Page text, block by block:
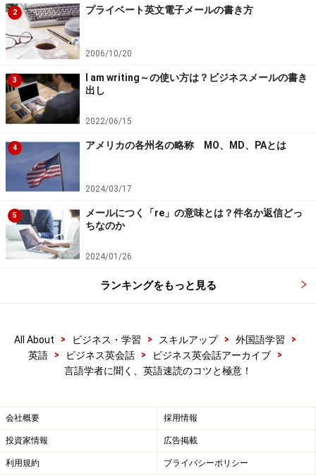
2 プライベート英文電子メールの書き方
2006/10/20
3
I am writing～の使い方は？ビジネスメールの書き
出し
2022/06/15
4 アメリカの各州名の略称 MO、MD、PAとは
2024/03/17
5
メールにつく「re」の意味とは？件名か返信どっ
ちなのか
2024/01/26
ランキングをもっと見る
All About > ビジネス・学習 > スキルアップ > 外国語学習
>
英語
> ビジネス英会話 > ビジネス英会話アーカイブ
>
言語学者に聞く、英語速読のコツと極意！
会社概要 採用情報
投資家情報 広告掲載
利用規約 プライバシーポリシー